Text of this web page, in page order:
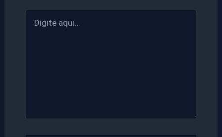
aqui...